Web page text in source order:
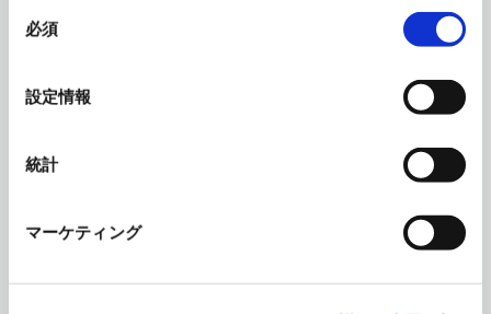
必須
設定情報
統計
マーケティング
各モーションの高速化を図り、 かつ